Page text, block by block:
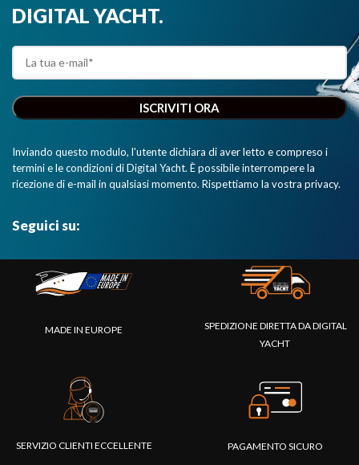
DIGITAL YACHT.
Inviando questo modulo, l'utente dichiara di aver letto e compreso i
termini e le condizioni di Digital Yacht. È possibile interrompere la
ricezione di e-mail in qualsiasi momento. Rispettiamo la vostra privacy.
Seguici su:
MADE IN EUROPE
SPEDIZIONE DIRETTA DA DIGITAL
YACHT
SERVIZIO CLIENTI ECCELLENTE PAGAMENTO SICURO